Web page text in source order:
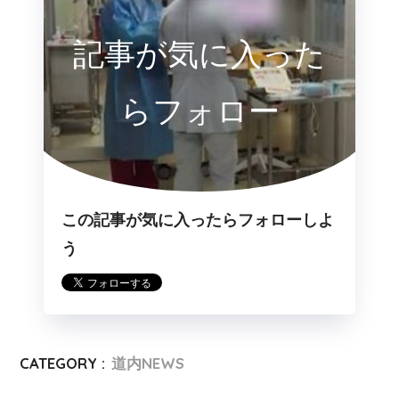
記事が気に入った
らフォロー
この記事が気に入ったらフォローしよ
う
CATEGORY : 道内NEWS